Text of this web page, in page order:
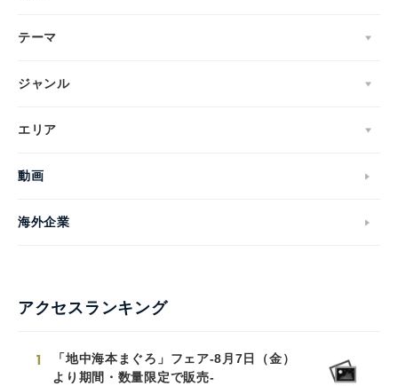
テーマ
ジャンル
エリア
動画
海外企業
アクセスランキング
1
「地中海本まぐろ」フェア-8月7日（金）
より期間・数量限定で販売-